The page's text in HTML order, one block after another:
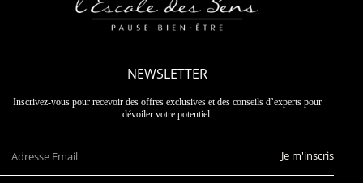
NEWSLETTER
Inscrivez-vous pour recevoir des offres exclusives et des conseils d’experts pour
dévoiler votre potentiel.
Je m'inscris